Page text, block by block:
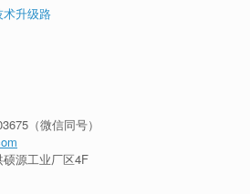
升级路
（微信同号）
源工业厂区4F